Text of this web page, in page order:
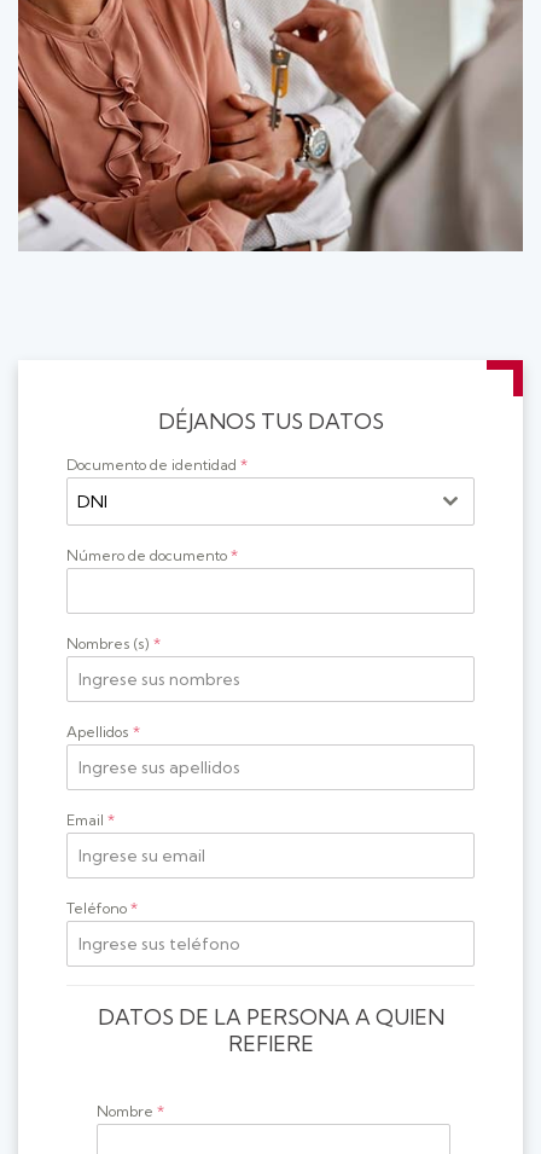
DÉJANOS TUS DATOS
Documento de identidad *
DNI
Número de documento *
Nombres (s) *
Apellidos *
Email *
Teléfono *
DATOS DE LA PERSONA A QUIEN
REFIERE
Nombre *